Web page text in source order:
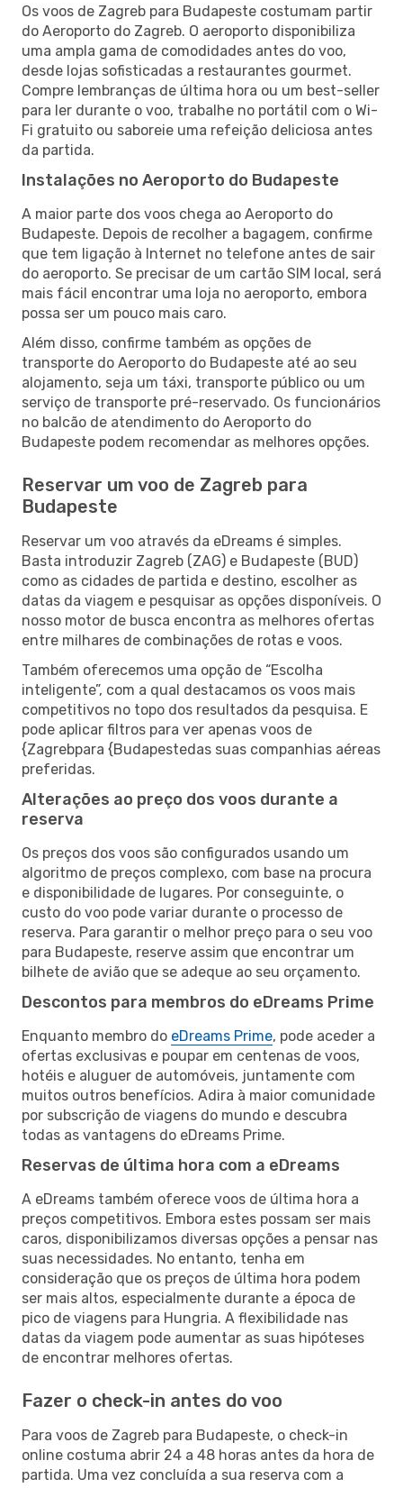
Os voos de Zagreb para Budapeste costumam partir
do Aeroporto do Zagreb. O aeroporto disponibiliza
uma ampla gama de comodidades antes do voo,
desde lojas sofisticadas a restaurantes gourmet.
Compre lembranças de última hora ou um best-seller
para ler durante o voo, trabalhe no portátil com o Wi-
Fi gratuito ou saboreie uma refeição deliciosa antes
da partida.
Instalações no Aeroporto do Budapeste
A maior parte dos voos chega ao Aeroporto do
Budapeste. Depois de recolher a bagagem, confirme
que tem ligação à Internet no telefone antes de sair
do aeroporto. Se precisar de um cartão SIM local, será
mais fácil encontrar uma loja no aeroporto, embora
possa ser um pouco mais caro.
Além disso, confirme também as opções de
transporte do Aeroporto do Budapeste até ao seu
alojamento, seja um táxi, transporte público ou um
serviço de transporte pré-reservado. Os funcionários
no balcão de atendimento do Aeroporto do
Budapeste podem recomendar as melhores opções.
Reservar um voo de Zagreb para
Budapeste
Reservar um voo através da eDreams é simples.
Basta introduzir Zagreb (ZAG) e Budapeste (BUD)
como as cidades de partida e destino, escolher as
datas da viagem e pesquisar as opções disponíveis. O
nosso motor de busca encontra as melhores ofertas
entre milhares de combinações de rotas e voos.
Também oferecemos uma opção de “Escolha
inteligente”, com a qual destacamos os voos mais
competitivos no topo dos resultados da pesquisa. E
pode aplicar filtros para ver apenas voos de
{Zagrebpara {Budapestedas suas companhias aéreas
preferidas.
Alterações ao preço dos voos durante a
reserva
Os preços dos voos são configurados usando um
algoritmo de preços complexo, com base na procura
e disponibilidade de lugares. Por conseguinte, o
custo do voo pode variar durante o processo de
reserva. Para garantir o melhor preço para o seu voo
para Budapeste, reserve assim que encontrar um
bilhete de avião que se adeque ao seu orçamento.
Descontos para membros do eDreams Prime
Enquanto membro do eDreams Prime, pode aceder a
ofertas exclusivas e poupar em centenas de voos,
hotéis e aluguer de automóveis, juntamente com
muitos outros benefícios. Adira à maior comunidade
por subscrição de viagens do mundo e descubra
todas as vantagens do eDreams Prime.
Reservas de última hora com a eDreams
A eDreams também oferece voos de última hora a
preços competitivos. Embora estes possam ser mais
caros, disponibilizamos diversas opções a pensar nas
suas necessidades. No entanto, tenha em
consideração que os preços de última hora podem
ser mais altos, especialmente durante a época de
pico de viagens para Hungria. A flexibilidade nas
datas da viagem pode aumentar as suas hipóteses
de encontrar melhores ofertas.
Fazer o check-in antes do voo
Para voos de Zagreb para Budapeste, o check-in
online costuma abrir 24 a 48 horas antes da hora de
partida. Uma vez concluída a sua reserva com a